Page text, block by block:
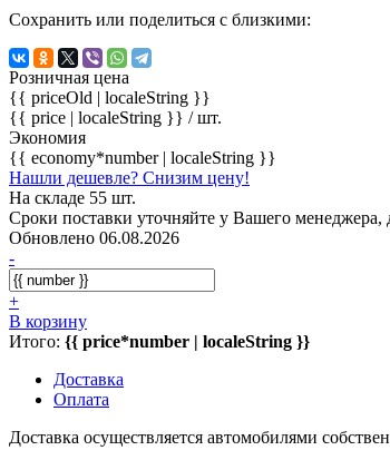
Сохранить или поделиться с близкими:
Розничная цена
{{ priceOld | localeString }}
{{ price | localeString }} / шт.
Экономия
{{ economy*number | localeString }}
Нашли дешевле? Снизим цену!
На складе 55 шт.
Сроки поставки уточняйте у Вашего менеджера,
Обновлено 06.08.2026
-
+
В корзину
Итого: {{ price*number | localeString }}
Доставка
Оплата
Доставка осуществляется автомобилями